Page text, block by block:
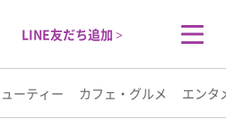
LINE友だち追加 >
ーティー カフェ・グルメ エンタ